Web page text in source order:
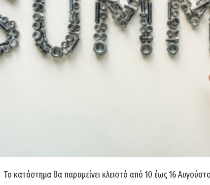
10,08€
Διαθεσιμότητα:
Το κατάστημα θα παραμείνει κλειστό από 10 έως 16